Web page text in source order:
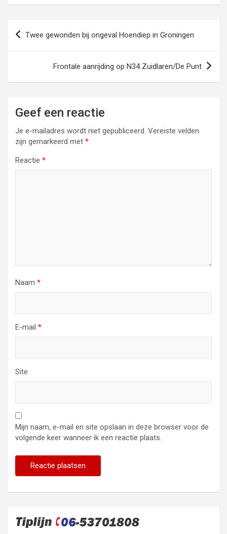
Bericht
navigatie
Twee gewonden bij ongeval Hoendiep in Groningen
Frontale aanrijding op N34 Zuidlaren/De Punt
Geef een reactie
Je e-mailadres wordt niet gepubliceerd. Vereiste velden
zijn gemarkeerd met *
Reactie *
Naam *
E-mail *
Site
Mijn naam, e-mail en site opslaan in deze browser voor de
volgende keer wanneer ik een reactie plaats.